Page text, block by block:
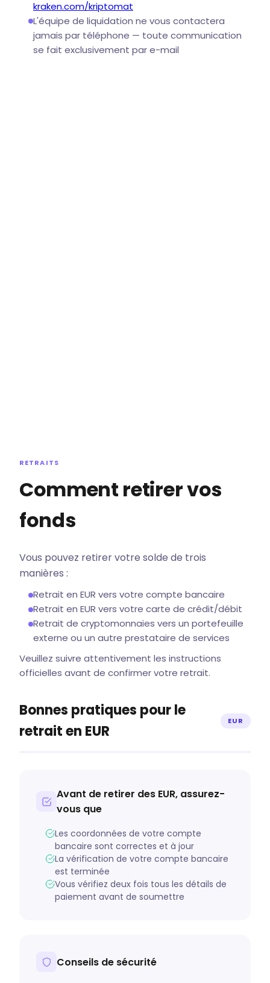
kraken.com/kriptomat
L'équipe de liquidation ne vous contactera
jamais par téléphone — toute communication
se fait exclusivement par e-mail
RETRAITS
Comment retirer vos
fonds
Vous pouvez retirer votre solde de trois
manières :
Retrait en EUR vers votre compte bancaire
Retrait en EUR vers votre carte de crédit/débit
Retrait de cryptomonnaies vers un portefeuille
externe ou un autre prestataire de services
Veuillez suivre attentivement les instructions
officielles avant de confirmer votre retrait.
Bonnes pratiques pour le
retrait en EUR
EUR
Avant de retirer des EUR, assurez-
vous que
Les coordonnées de votre compte
bancaire sont correctes et à jour
La vérification de votre compte bancaire
est terminée
Vous vérifiez deux fois tous les détails de
paiement avant de soumettre
Conseils de sécurité